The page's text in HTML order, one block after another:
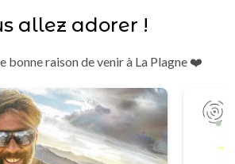
allez adorer !
bonne raison de venir à La Plagne ❤️